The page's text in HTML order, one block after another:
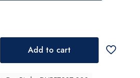
Add to cart